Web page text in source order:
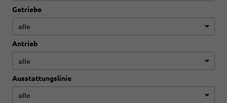
Getriebe
Antrieb
Ausstattungslinie